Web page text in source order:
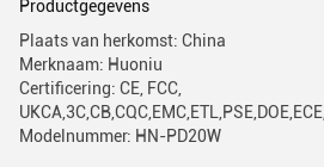
Productgegevens
Plaats van herkomst: China
Merknaam: Huoniu
Certificering: CE, FCC,
Modelnummer: HN-PD20W